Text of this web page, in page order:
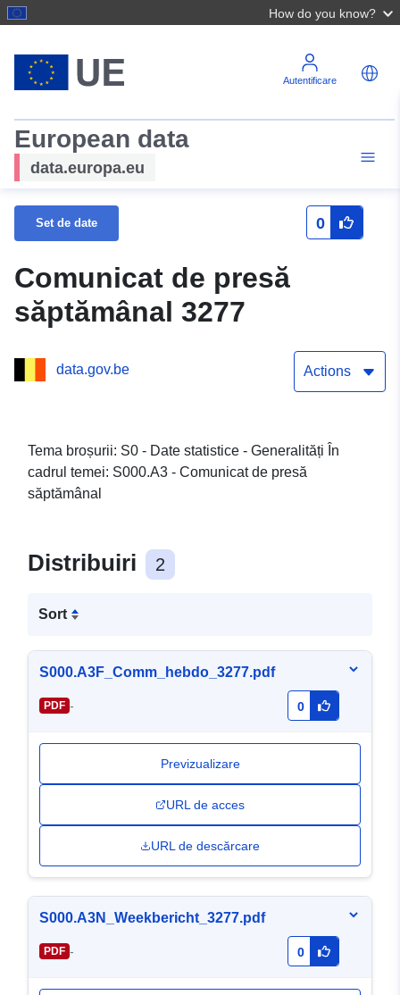
How do you know?
Autentificare
European data
data.europa.eu
Set de date 0
Comunicat de presă
săptămânal 3277
data.gov.be Actions
Tema broșurii: S0 - Date statistice - Generalități În
cadrul temei: S000.A3 - Comunicat de presă
săptămânal
Distribuiri 2
Sort
S000.A3F_Comm_hebdo_3277.pdf
PDF - 0
Previzualizare
URL de acces
URL de descărcare
S000.A3N_Weekbericht_3277.pdf
PDF - 0